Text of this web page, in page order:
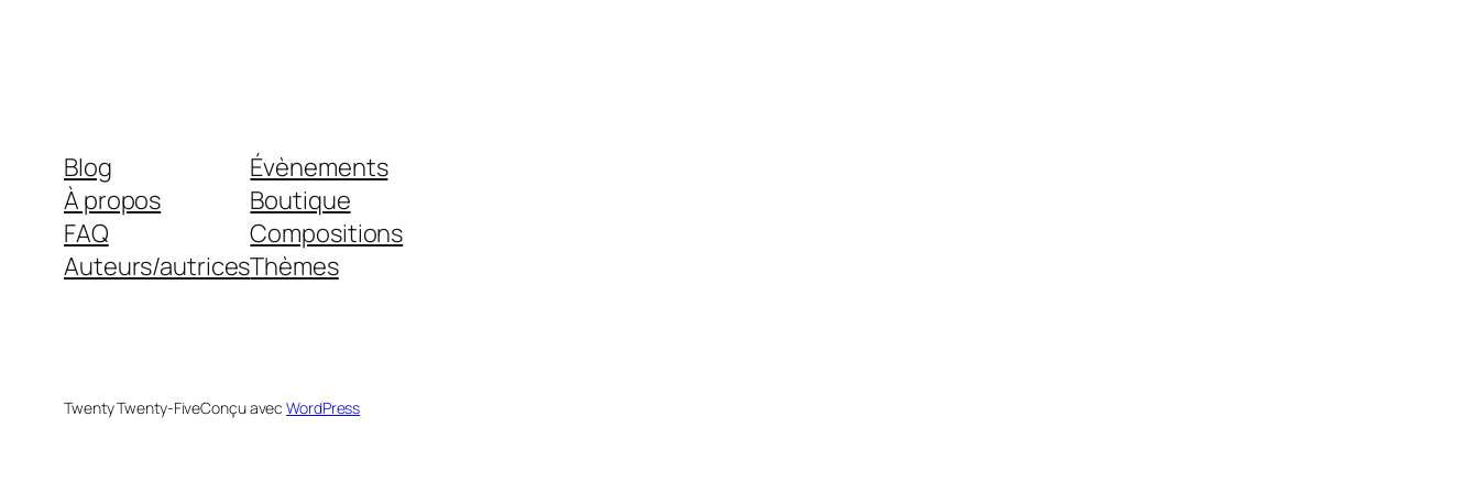
Blog
À propos
FAQ
Auteurs/autrices
Évènements
Boutique
Compositions
Thèmes
Twenty Twenty-FiveConçu avecWordPress